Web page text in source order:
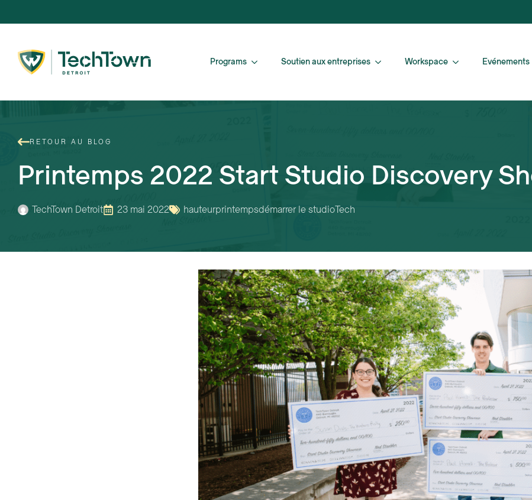
Programs Soutien aux entreprises Workspace Evénements
RETOUR AU BLOG
Printemps 2022 Start Studio Discovery
TechTown Detroit 23 mai 2022 hauteurprintempsdémarrer le studioTech